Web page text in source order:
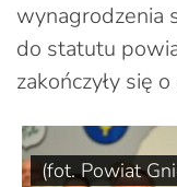
wynagrodzenia
do statutu
zakończyły się
(fot. Powiat